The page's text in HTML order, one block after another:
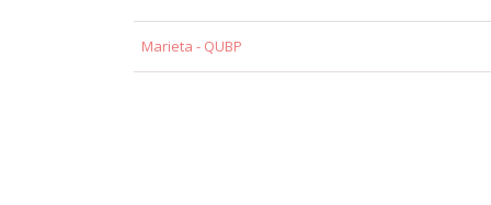
Marieta - QUBP